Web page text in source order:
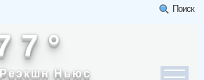
Поиск
7 °
Ньюс